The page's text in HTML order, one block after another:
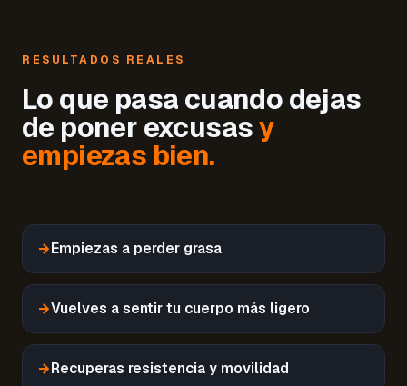
RESULTADOS REALES
Lo que pasa cuando dejas
de poner excusasy
empiezas bien.
→Empiezas a perder grasa
→Vuelves a sentir tu cuerpo más ligero
→Recuperas resistencia y movilidad